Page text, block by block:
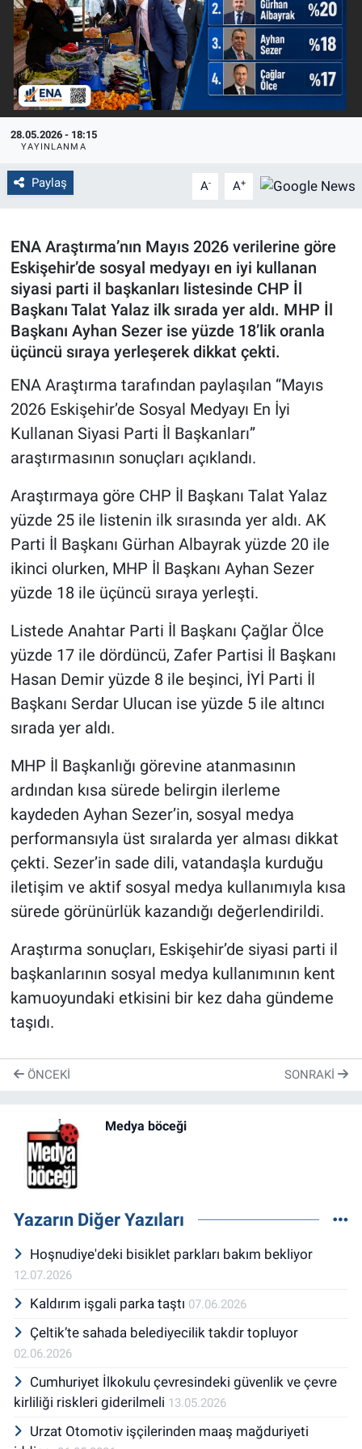
28.05.2026 - 18:15
YAYINLANMA
Paylaş A- A+
ENA Araştırma’nın Mayıs 2026 verilerine göre
Eskişehir’de sosyal medyayı en iyi kullanan
siyasi parti il başkanları listesinde CHP İl
Başkanı Talat Yalaz ilk sırada yer aldı. MHP İl
Başkanı Ayhan Sezer ise yüzde 18’lik oranla
üçüncü sıraya yerleşerek dikkat çekti.
ENA Araştırma tarafından paylaşılan “Mayıs
2026 Eskişehir’de Sosyal Medyayı En İyi
Kullanan Siyasi Parti İl Başkanları”
araştırmasının sonuçları açıklandı.
Araştırmaya göre CHP İl Başkanı Talat Yalaz
yüzde 25 ile listenin ilk sırasında yer aldı. AK
Parti İl Başkanı Gürhan Albayrak yüzde 20 ile
ikinci olurken, MHP İl Başkanı Ayhan Sezer
yüzde 18 ile üçüncü sıraya yerleşti.
Listede Anahtar Parti İl Başkanı Çağlar Ölce
yüzde 17 ile dördüncü, Zafer Partisi İl Başkanı
Hasan Demir yüzde 8 ile beşinci, İYİ Parti İl
Başkanı Serdar Ulucan ise yüzde 5 ile altıncı
sırada yer aldı.
MHP İl Başkanlığı görevine atanmasının
ardından kısa sürede belirgin ilerleme
kaydeden Ayhan Sezer’in, sosyal medya
performansıyla üst sıralarda yer alması dikkat
çekti. Sezer’in sade dili, vatandaşla kurduğu
iletişim ve aktif sosyal medya kullanımıyla kısa
sürede görünürlük kazandığı değerlendirildi.
Araştırma sonuçları, Eskişehir’de siyasi parti il
başkanlarının sosyal medya kullanımının kent
kamuoyundaki etkisini bir kez daha gündeme
taşıdı.
ÖNCEKI SONRAKI
Medya böceği
Yazarın Diğer Yazıları
Hoşnudiye'deki bisiklet parkları bakım bekliyor
12.07.2026
Kaldırım işgali parka taştı 07.06.2026
Çeltik’te sahada belediyecilik takdir topluyor
02.06.2026
Cumhuriyet İlkokulu çevresindeki güvenlik ve çevre
kirliliği riskleri giderilmeli 13.05.2026
Urzat Otomotiv işçilerinden maaş mağduriyeti
Politika
Bilecik
Kütahya
Gezi
Genel
Yerel
Magazin
Bilim ve Teknoloji